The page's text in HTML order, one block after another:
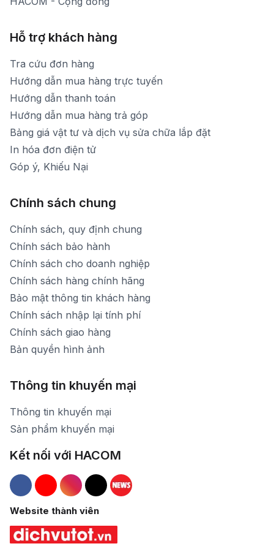
Hỗ trợ khách hàng
Tra cứu đơn hàng
Hướng dẫn mua hàng trực tuyến
Hướng dẫn thanh toán
Hướng dẫn mua hàng trả góp
Bảng giá vật tư và dịch vụ sửa chữa lắp đặt
In hóa đơn điện tử
Góp ý, Khiếu Nại
Chính sách chung
Chính sách, quy định chung
Chính sách bảo hành
Chính sách cho doanh nghiệp
Chính sách hàng chính hãng
Bảo mật thông tin khách hàng
Chính sách nhập lại tính phí
Chính sách giao hàng
Bản quyền hình ảnh
Thông tin khuyến mại
Thông tin khuyến mại
Sản phẩm khuyến mại
Kết nối với HACOM
Hacom Facebook
Hacom YouTube
Hacom Instagram
Hacom TikTok
Website thành viên